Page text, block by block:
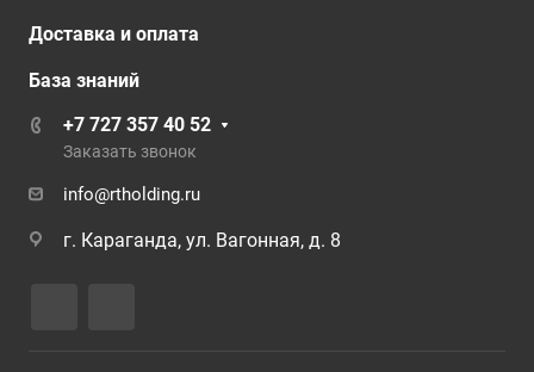
Доставка и оплата
База знаний
+7 727 357 40 52
Заказать звонок
info@rtholding.ru
г. Караганда, ул. Вагонная, д. 8